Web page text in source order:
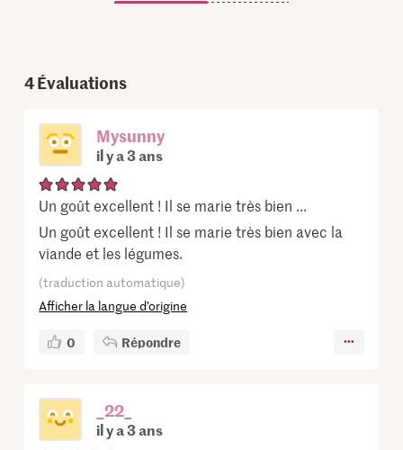
4Évaluations
Mysunny
il y a 3 ans
Un goût excellent ! Il se marie très bien ...
Un goût excellent ! Il se marie très bien avec la
viande et les légumes.
(traduction automatique)
Afficher la langue d’origine
0 Répondre
_22_
il y a 3 ans